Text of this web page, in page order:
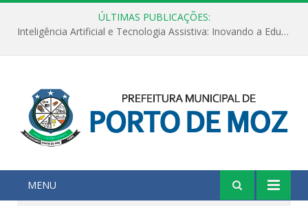
ÚLTIMAS PUBLICAÇÕES:
Inteligência Artificial e Tecnologia Assistiva: Inovando a Educação Especial e Inclusiva
MENU